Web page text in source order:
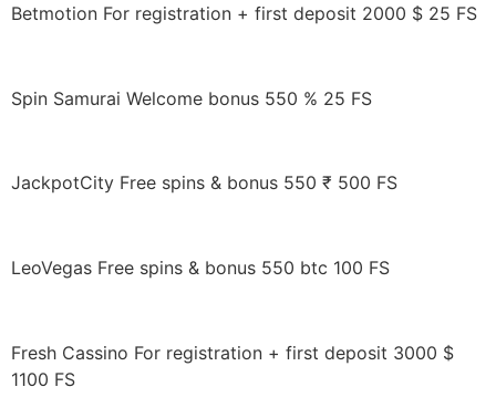
Betmotion For registration + first deposit 2000 $ 25 FS
Spin Samurai Welcome bonus 550 % 25 FS
JackpotCity Free spins & bonus 550 ₹ 500 FS
LeoVegas Free spins & bonus 550 btc 100 FS
Fresh Cassino For registration + first deposit 3000 $
1100 FS